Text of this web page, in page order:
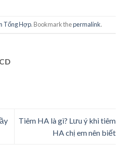
Tổng Hợp. Bookmark thepermalink.
Tiêm HA là gì? Lưu ý khi tiêm
HA chị em nên biết